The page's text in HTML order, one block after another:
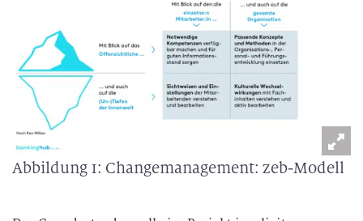
Abbildung 1: Changemanagement: zeb-Modell